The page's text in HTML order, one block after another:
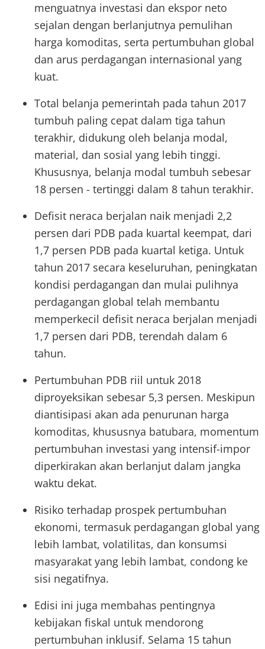
menguatnya investasi dan ekspor neto
sejalan dengan berlanjutnya pemulihan
harga komoditas, serta pertumbuhan global
dan arus perdagangan internasional yang
kuat.
Total belanja pemerintah pada tahun 2017
tumbuh paling cepat dalam tiga tahun
terakhir, didukung oleh belanja modal,
material, dan sosial yang lebih tinggi.
Khususnya, belanja modal tumbuh sebesar
18 persen - tertinggi dalam 8 tahun terakhir.
Defisit neraca berjalan naik menjadi 2,2
persen dari PDB pada kuartal keempat, dari
1,7 persen PDB pada kuartal ketiga. Untuk
tahun 2017 secara keseluruhan, peningkatan
kondisi perdagangan dan mulai pulihnya
perdagangan global telah membantu
memperkecil defisit neraca berjalan menjadi
1,7 persen dari PDB, terendah dalam 6
tahun.
Pertumbuhan PDB riil untuk 2018
diproyeksikan sebesar 5,3 persen. Meskipun
diantisipasi akan ada penurunan harga
komoditas, khususnya batubara, momentum
pertumbuhan investasi yang intensif-impor
diperkirakan akan berlanjut dalam jangka
waktu dekat.
Risiko terhadap prospek pertumbuhan
ekonomi, termasuk perdagangan global yang
lebih lambat, volatilitas, dan konsumsi
masyarakat yang lebih lambat, condong ke
sisi negatifnya.
Edisi ini juga membahas pentingnya
kebijakan fiskal untuk mendorong
pertumbuhan inklusif. Selama 15 tahun